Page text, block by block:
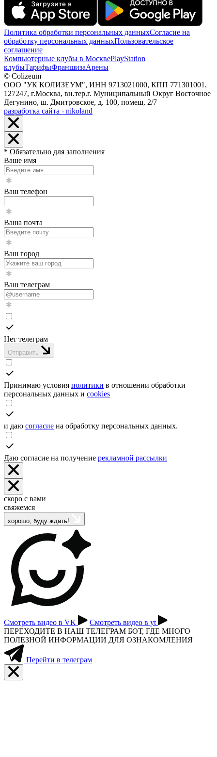
Политика обработки персональных данныхСогласие на
обработку персональных данныхПользовательское
соглашение
Компьютерные клубы в МосквеPlayStation
клубыТарифыФраншизаАрены
© Colizeum
ООО "УК КОЛИЗЕУМ", ИНН 9713021000, КПП 771301001,
127247, г.Москва, вн.тер.г. Муниципальный Округ Восточное
Дегунино, ш. Дмитровское, д. 100, помещ. 2/7
разработка сайта - nikoland
* Обязательно для заполнения
Ваше имя
Ваш телефон
Ваша почта
Ваш город
Ваш телеграм
Нет телеграм
Отправить
Принимаю условия политики в отношении обработки
персональных данных и cookies
и даю согласие на обработку персональных данных.
Даю согласие на получение рекламной рассылки
скоро с вами
свяжемся
хорошо, буду ждать!
Смотреть видео в VK
Смотреть видео в yt
ПЕРЕХОДИТЕ В НАШ ТЕЛЕГРАМ БОТ, ГДЕ МНОГО
ПОЛЕЗНОЙ ИНФОРМАЦИИ ДЛЯ ОЗНАКОМЛЕНИЯ
Перейти в телеграм